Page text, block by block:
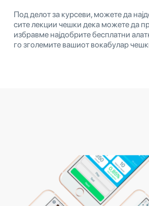
Под делот за курсеви, можете да
сите лекции чешки дека можете да
избравме најдобрите бесплатни
го зголемите вашиот вокабулар